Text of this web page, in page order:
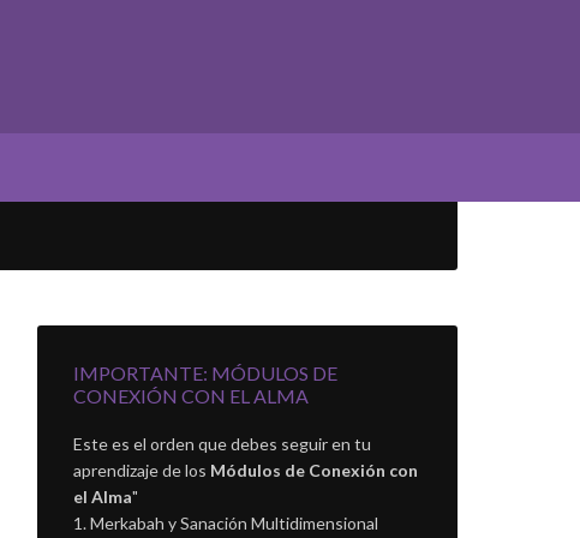
IMPORTANTE: MÓDULOS DE
CONEXIÓN CON EL ALMA
Este es el orden que debes seguir en tu
aprendizaje de los Módulos de Conexión con
el Alma"
Merkabah y Sanación Multidimensional